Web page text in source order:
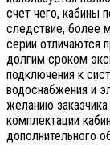
счет чего, кабины
следствие, более
серии отличаются
долгим сроком
подключения к
водоснабжения и
желанию
комплектации
дополнительного